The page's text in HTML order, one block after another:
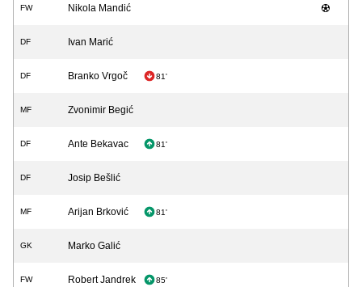
FW Nikola Mandić
DF Ivan Marić
DF Branko Vrgoč 81'
MF Zvonimir Begić
DF Ante Bekavac 81'
DF Josip Bešlić
MF Arijan Brković 81'
GK Marko Galić
FW Robert Jandrek 85'